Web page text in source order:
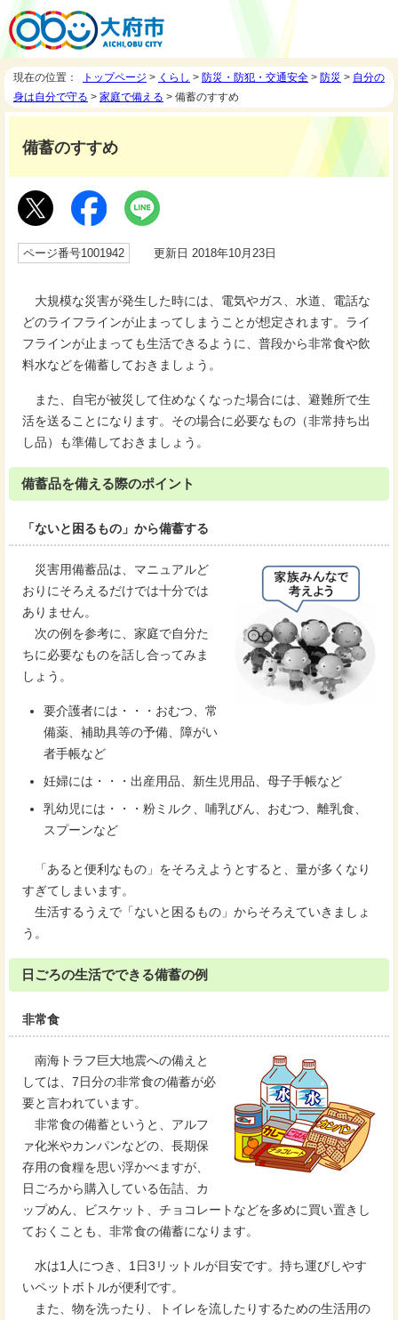
現在の位置： トップページ > くらし > 防災・防犯・交通安全 > 防災 > 自分の
身は自分で守る > 家庭で備える > 備蓄のすすめ
備蓄のすすめ
ページ番号1001942 更新日 2018年10月23日
大規模な災害が発生した時には、電気やガス、水道、電話な
どのライフラインが止まってしまうことが想定されます。ライ
フラインが止まっても生活できるように、普段から非常食や飲
料水などを備蓄しておきましょう。
また、自宅が被災して住めなくなった場合には、避難所で生
活を送ることになります。その場合に必要なもの（非常持ち出
し品）も準備しておきましょう。
備蓄品を備える際のポイント
「ないと困るもの」から備蓄する
災害用備蓄品は、マニュアルど
おりにそろえるだけでは十分では
ありません。
次の例を参考に、家庭で自分た
ちに必要なものを話し合ってみま
しょう。
要介護者には・・・おむつ、常
備薬、補助具等の予備、障がい
者手帳など
妊婦には・・・出産用品、新生児用品、母子手帳など
乳幼児には・・・粉ミルク、哺乳びん、おむつ、離乳食、
スプーンなど
「あると便利なもの」をそろえようとすると、量が多くなり
すぎてしまいます。
生活するうえで「ないと困るもの」からそろえていきましょ
う。
日ごろの生活でできる備蓄の例
非常食
南海トラフ巨大地震への備えと
しては、7日分の非常食の備蓄が必
要と言われています。
非常食の備蓄というと、アルフ
ァ化米やカンパンなどの、長期保
存用の食糧を思い浮かべますが、
日ごろから購入している缶詰、カ
ップめん、ビスケット、チョコレートなどを多めに買い置きし
ておくことも、非常食の備蓄になります。
水は1人につき、1日3リットルが目安です。持ち運びしやす
いペットボトルが便利です。
また、物を洗ったり、トイレを流したりするための生活用の